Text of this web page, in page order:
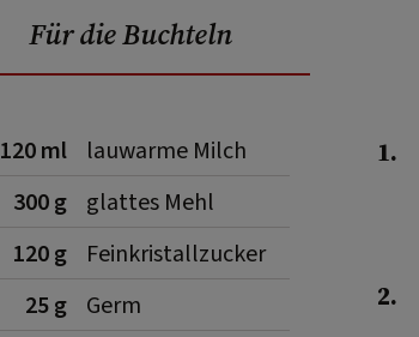
Für die Buchteln
120 ml
lauwarme Milch
300 g
glattes Mehl
120 g
Feinkristallzucker
25 g
Germ